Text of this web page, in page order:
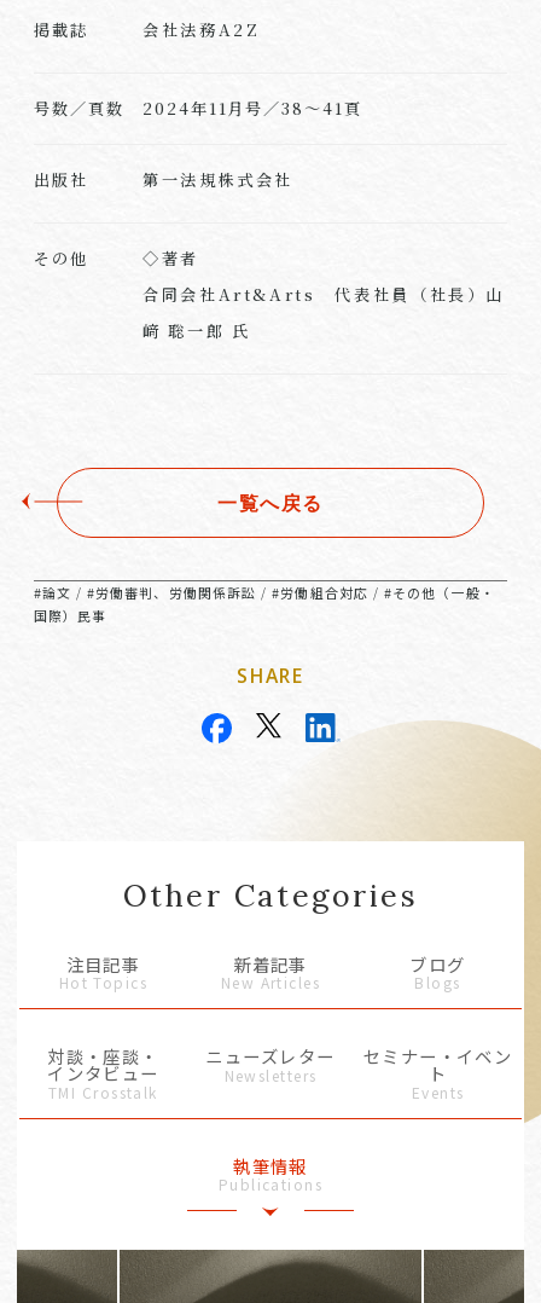
掲載誌 会社法務A2Z
号数／頁数 2024年11月号／38～41頁
出版社 第一法規株式会社
その他
◇著者
合同会社Art&Arts 代表社員（社長）山
﨑 聡一郎 氏
一覧へ戻る
#論文 /#労働審判、労働関係訴訟 /#労働組合対応 /#その他（一般・
国際）民事
SHARE
Other Categories
注目記事
Hot Topics
新着記事
New Articles
ブログ
Blogs
対談・座談・
インタビュー
TMI Crosstalk
ニューズレター
Newsletters
セミナー・イベン
ト
Events
執筆情報
Publications